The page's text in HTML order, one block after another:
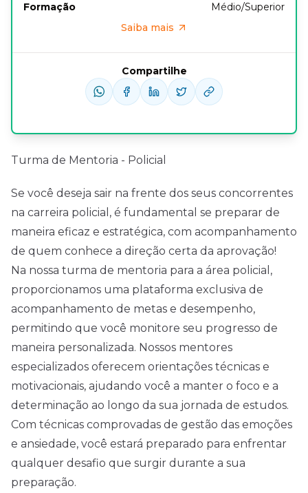
Turma de Mentoria - Policial
Se você deseja sair na frente dos seus concorrentes
na carreira policial, é fundamental se preparar de
maneira eficaz e estratégica, com acompanhamento
de quem conhece a direção certa da aprovação!
Na nossa turma de mentoria para a área policial,
proporcionamos uma plataforma exclusiva de
acompanhamento de metas e desempenho,
permitindo que você monitore seu progresso de
maneira personalizada. Nossos mentores
especializados oferecem orientações técnicas e
motivacionais, ajudando você a manter o foco e a
determinação ao longo da sua jornada de estudos.
Com técnicas comprovadas de gestão das emoções
e ansiedade, você estará preparado para enfrentar
qualquer desafio que surgir durante a sua
preparação.
Formação
Médio/Superior
Saiba mais
Compartilhe